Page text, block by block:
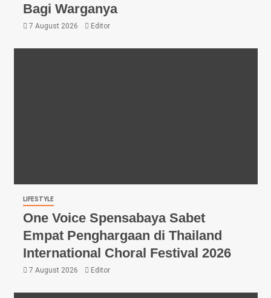
Bagi Warganya
7 August 2026 Editor
LIFESTYLE
One Voice Spensabaya Sabet
Empat Penghargaan di Thailand
International Choral Festival 2026
7 August 2026 Editor